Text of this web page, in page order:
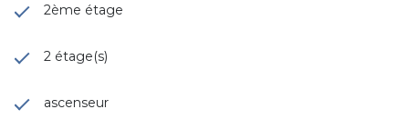
2ème étage
2 étage(s)
ascenseur